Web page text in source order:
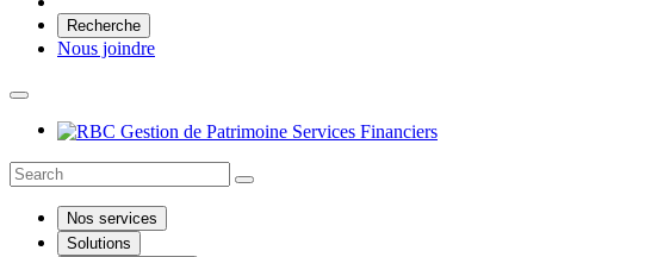
Recherche
Nous joindre
Nos services
Solutions